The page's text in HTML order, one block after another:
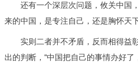
还有一个深层次问题，攸关中国
来的中国，是专注自己，还是胸怀天
实则二者并不矛盾，反而相得益
出的判断，“中国把自己的事情办好